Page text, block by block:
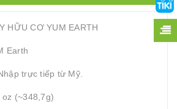
HỮU CƠ YUM EARTH
Earth
trực tiếp từ Mỹ.
(~348,7g)